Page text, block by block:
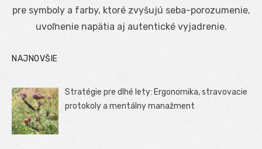
pre symboly a farby, ktoré zvyšujú seba-porozumenie,
uvoľnenie napätia aj autentické vyjadrenie.
NAJNOVŠIE
Stratégie pre dlhé lety: Ergonomika, stravovacie
protokoly a mentálny manažment